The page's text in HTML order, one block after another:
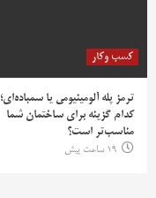
کسب وکار
ترمز پله آلومینیومی یا سمباده‌ای؛
کدام گزینه برای ساختمان شما
مناسب‌تر است؟
19 ساعت پیش